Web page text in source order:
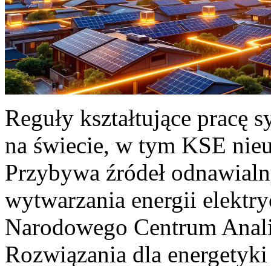
Reguły kształtujące pracę
na świecie, w tym KSE
Przybywa źródeł
wytwarzania energii
Narodowego Centrum
Rozwiązania dla